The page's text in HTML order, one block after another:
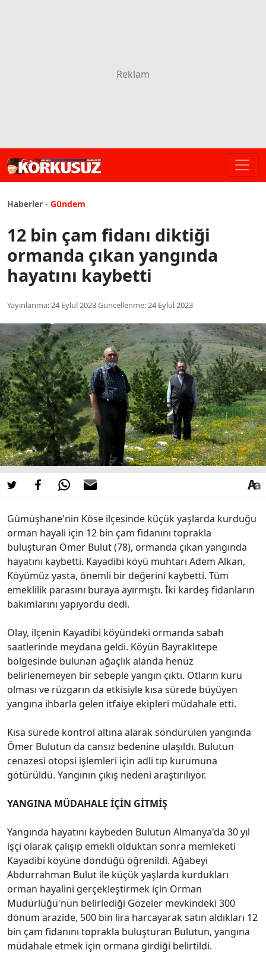
Haberler - Gündem
12 bin çam fidanı diktiği
ormanda çıkan yangında
hayatını kaybetti
Yayınlanma:24 Eylül 2023Güncellenme:24 Eylül 2023
Gümüşhane'nin Köse ilçesinde küçük yaşlarda kurduğu
orman hayali için 12 bin çam fidanını toprakla
buluşturan Ömer Bulut (78), ormanda çıkan yangında
hayatını kaybetti. Kayadibi köyü muhtarı Adem Alkan,
Köyümüz yasta, önemli bir değerini kaybetti. Tüm
emeklilik parasını buraya ayırmıştı. İki kardeş fidanların
bakımlarını yapıyordu dedi.
Olay, ilçenin Kayadibi köyündeki ormanda sabah
saatlerinde meydana geldi. Köyün Bayraklıtepe
bölgesinde bulunan ağaçlık alanda henüz
belirlenemeyen bir sebeple yangın çıktı. Otların kuru
olması ve rüzgarın da etkisiyle kısa sürede büyüyen
yangına ihbarla gelen itfaiye ekipleri müdahale etti.
Kısa sürede kontrol altına alarak söndürülen yangında
Ömer Bulutun da cansız bedenine ulaşıldı. Bulutun
cenazesi otopsi işlemleri için adli tıp kurumuna
götürüldü. Yangının çıkış nedeni araştırılıyor.
YANGINA MÜDAHALE İÇİN GİTMİŞ
Yangında hayatını kaybeden Bulutun Almanya'da 30 yıl
işçi olarak çalışıp emekli olduktan sonra memleketi
Kayadibi köyüne döndüğü öğrenildi. Ağabeyi
Abdurrahman Bulut ile küçük yaşlarda kurdukları
orman hayalini gerçekleştirmek için Orman
Müdürlüğü'nün belirlediği Gözeler mevkindeki 300
dönüm arazide, 500 bin lira harcayarak satın aldıkları 12
bin çam fidanını toprakla buluşturan Bulutun, yangına
müdahale etmek için ormana girdiği belirtildi.